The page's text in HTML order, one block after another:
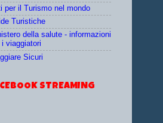
per il Turismo nel mondo
Turistiche
della salute - informazioni
i viaggiatori
Sicuri
STREAMING